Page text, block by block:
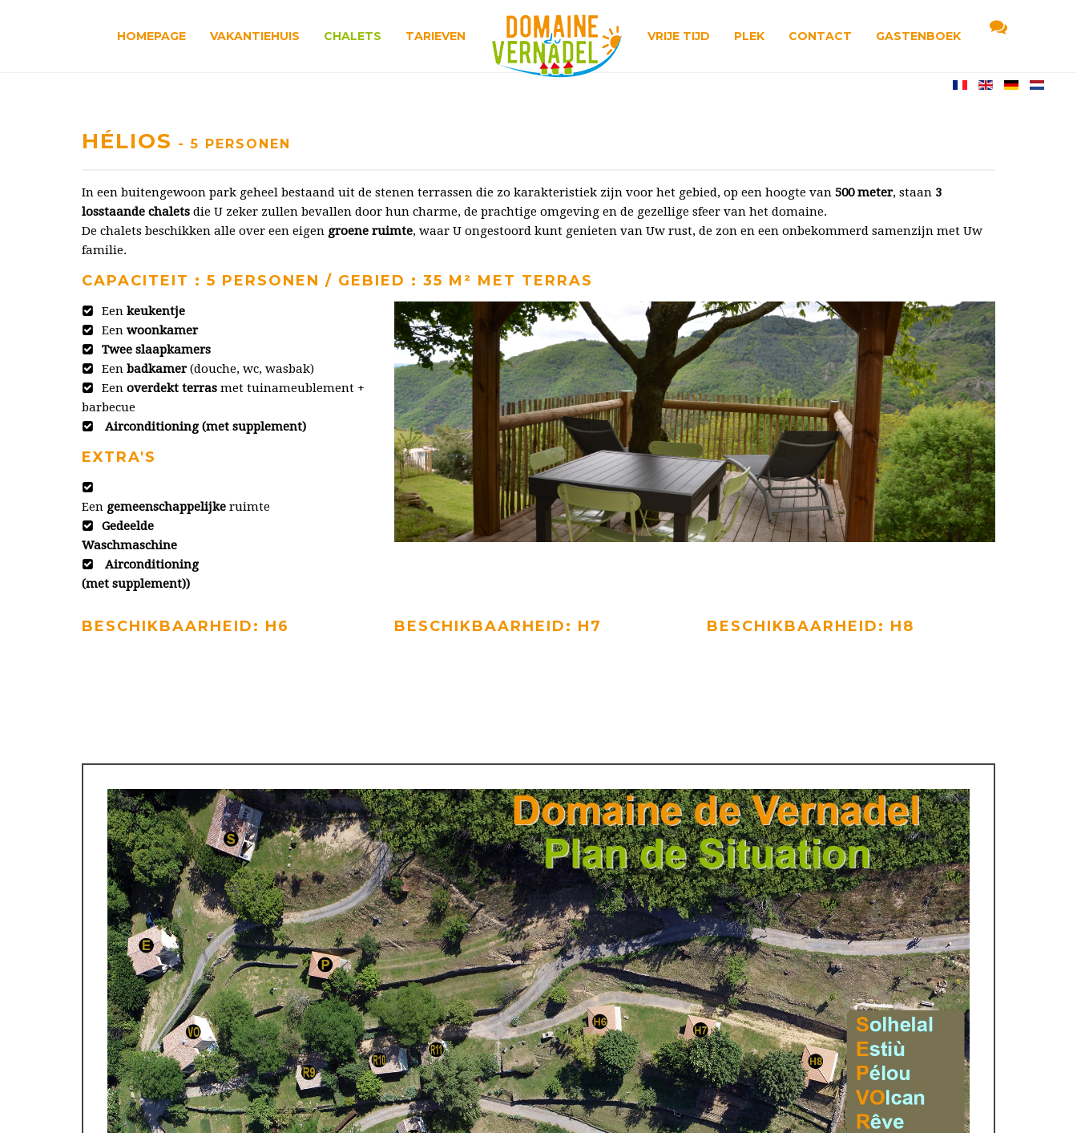
HOMEPAGE VAKANTIEHUIS CHALETS TARIEVEN VRIJE TIJD PLEK CONTACT GASTENBOEK
HÉLIOS - 5 PERSONEN
In een buitengewoon park geheel bestaand uit de stenen terrassen die zo karakteristiek zijn voor het gebied, op een hoogte van 500 meter, staan 3
losstaande chalets die U zeker zullen bevallen door hun charme, de prachtige omgeving en de gezellige sfeer van het domaine.
De chalets beschikken alle over een eigen groene ruimte, waar U ongestoord kunt genieten van Uw rust, de zon en een onbekommerd samenzijn met Uw
familie.
CAPACITEIT : 5 PERSONEN / GEBIED : 35 M² MET TERRAS
Een keukentje
Een woonkamer
Twee slaapkamers
Een badkamer(douche, wc, wasbak)
Een overdekt terras met tuinameublement +
barbecue
Airconditioning (met supplement)
EXTRA'S
Een gemeenschappelijke ruimte
Gedeelde
Waschmaschine
Airconditioning
(met supplement))
BESCHIKBAARHEID: H6 BESCHIKBAARHEID: H7 BESCHIKBAARHEID: H8